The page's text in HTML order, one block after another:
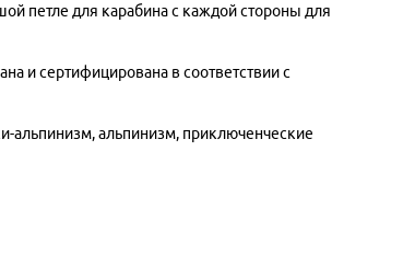
петле для карабина с каждой стороны для
и сертифицирована в соответствии с
альпинизм, альпинизм, приключенческие